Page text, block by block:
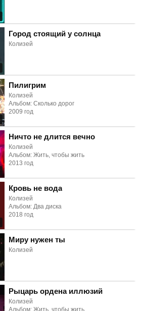
Город стоящий у солнца
Колизей
Пилигрим
Колизей
Альбом: Сколько дорог
2009 год
Ничто не длится вечно
Колизей
Альбом: Жить, чтобы жить
2013 год
Кровь не вода
Колизей
Альбом: Два диска
2018 год
Миру нужен ты
Колизей
Рыцарь ордена иллюзий
Колизей
Альбом: Жить, чтобы жить